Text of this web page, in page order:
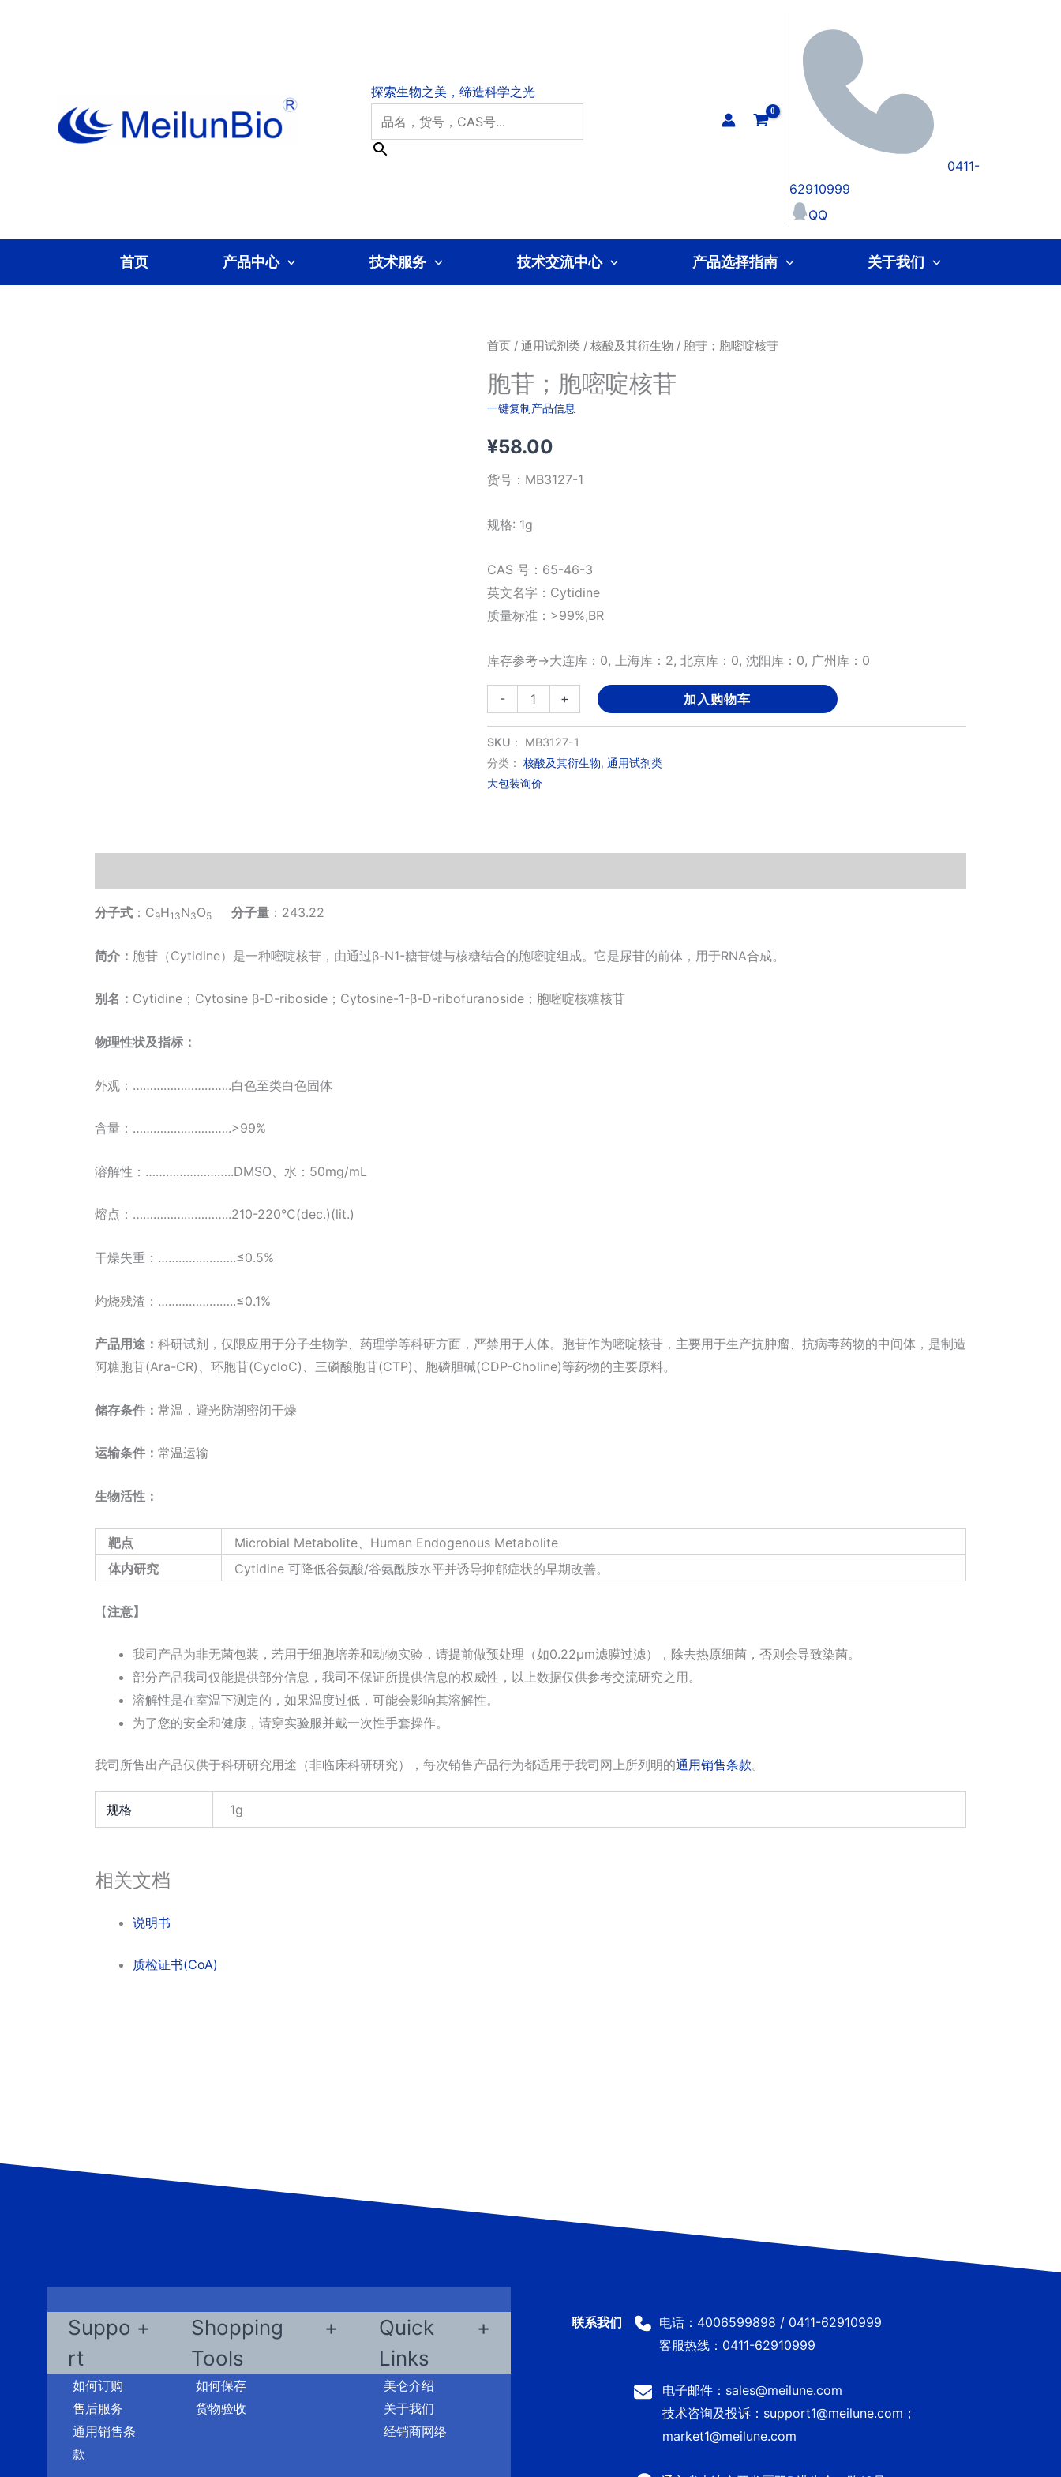
0411-
62910999
QQ
首页 产品中心 技术服务 技术交流中心 产品选择指南 关于我们
首页/ 通用试剂类/ 核酸及其衍生物 / 胞苷；胞嘧啶核苷
胞苷；胞嘧啶核苷
一键复制产品信息
¥58.00
货号： MB3127-1
规格: 1g
CAS 号：65-46-3
英文名字：Cytidine
质量标准：>99%,BR
库存参考→大连库：0, 上海库：2, 北京库：0, 沈阳库：0, 广州库：0
-
苷；
胞
嘧
啶
数
+ 加入购物车
SKU： MB3127-1
分类： 核酸及其衍生物, 通用试剂类
大包装询价
分子式 ：C9H13N3O5 分子量 ：243.22
简介： 胞苷（Cytidine）是一种嘧啶核苷，由通过β-N1-糖苷键与核糖结合的胞嘧啶组成。它是尿苷的前体，用于RNA合成。
别名： Cytidine；Cytosine β-D-riboside；Cytosine-1-β-D-ribofuranoside；胞嘧啶核糖核苷
物理性状及指标：
外观：………………………..白色至类白色固体
含量：………………………..>99%
溶解性：……………………..DMSO、水：50mg/mL
熔点：………………………..210-220℃(dec.)(lit.)
干燥失重：…………………..≤0.5%
灼烧残渣：…………………..≤0.1%
产品用途： 科研试剂，仅限应用于分子生物学、药理学等科研方面，严禁用于人体。胞苷作为嘧啶核苷，主要用于生产抗肿瘤、抗病毒药物的中间体，是制造
阿糖胞苷(Ara-CR)、环胞苷(CycloC)、三磷酸胞苷(CTP)、胞磷胆碱(CDP-Choline)等药物的主要原料。
储存条件： 常温，避光防潮密闭干燥
运输条件： 常温运输
生物活性 ：
靶点
Microbial Metabolite、Human Endogenous Metabolite
体内研究
Cytidine 可降低谷氨酸/谷氨酰胺水平并诱导抑郁症状的早期改善。
【注意】
我司产品为非无菌包装，若用于细胞培养和动物实验，请提前做预处理（如0.22μm滤膜过滤），除去热原细菌，否则会导致染菌。
部分产品我司仅能提供部分信息，我司不保证所提供信息的权威性，以上数据仅供参考交流研究之用。
溶解性是在室温下测定的，如果温度过低，可能会影响其溶解性。
为了您的安全和健康，请穿实验服并戴一次性手套操作。
我司所售出产品仅供于科研研究用途（非临床科研研究），每次销售产品行为都适用于我司网上所列明的通用销售条款。
规格 1g
相关文档
说明书
质检证书(CoA)
Suppo
rt
如何订购
售后服务
通用销售条
款
Shopping
Tools
如何保存
货物验收
Quick
Links
美仑介绍
关于我们
经销商网络
电话：4006599898 / 0411-62910999
客服热线：0411-62910999
电子邮件：sales@meilune.com
技术咨询及投诉：support1@meilune.com；
market1@meilune.com